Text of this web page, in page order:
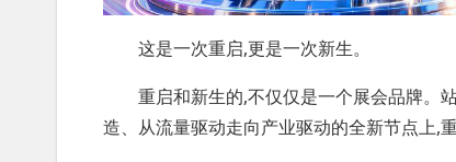
这是一次重启,更是一次新生。
重启和新生的,不仅仅是一个展会品牌。
造、从流量驱动走向产业驱动的全新节点上,